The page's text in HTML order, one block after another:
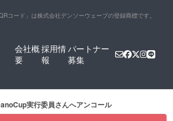
我々の
で2025
年度の
サーと
QRコード」は株式会社デンソーウェーブの登録商標です。
会社概
要
採用情
報
パートナー
募集
実行委員さんへアンコール